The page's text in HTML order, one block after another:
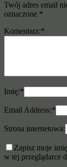
Twój adres email
oznaczone *
Komentarz:*
Imię:*
Email Address:*
Strona internetowa:
Zapisz moje
w tej przeglądarce